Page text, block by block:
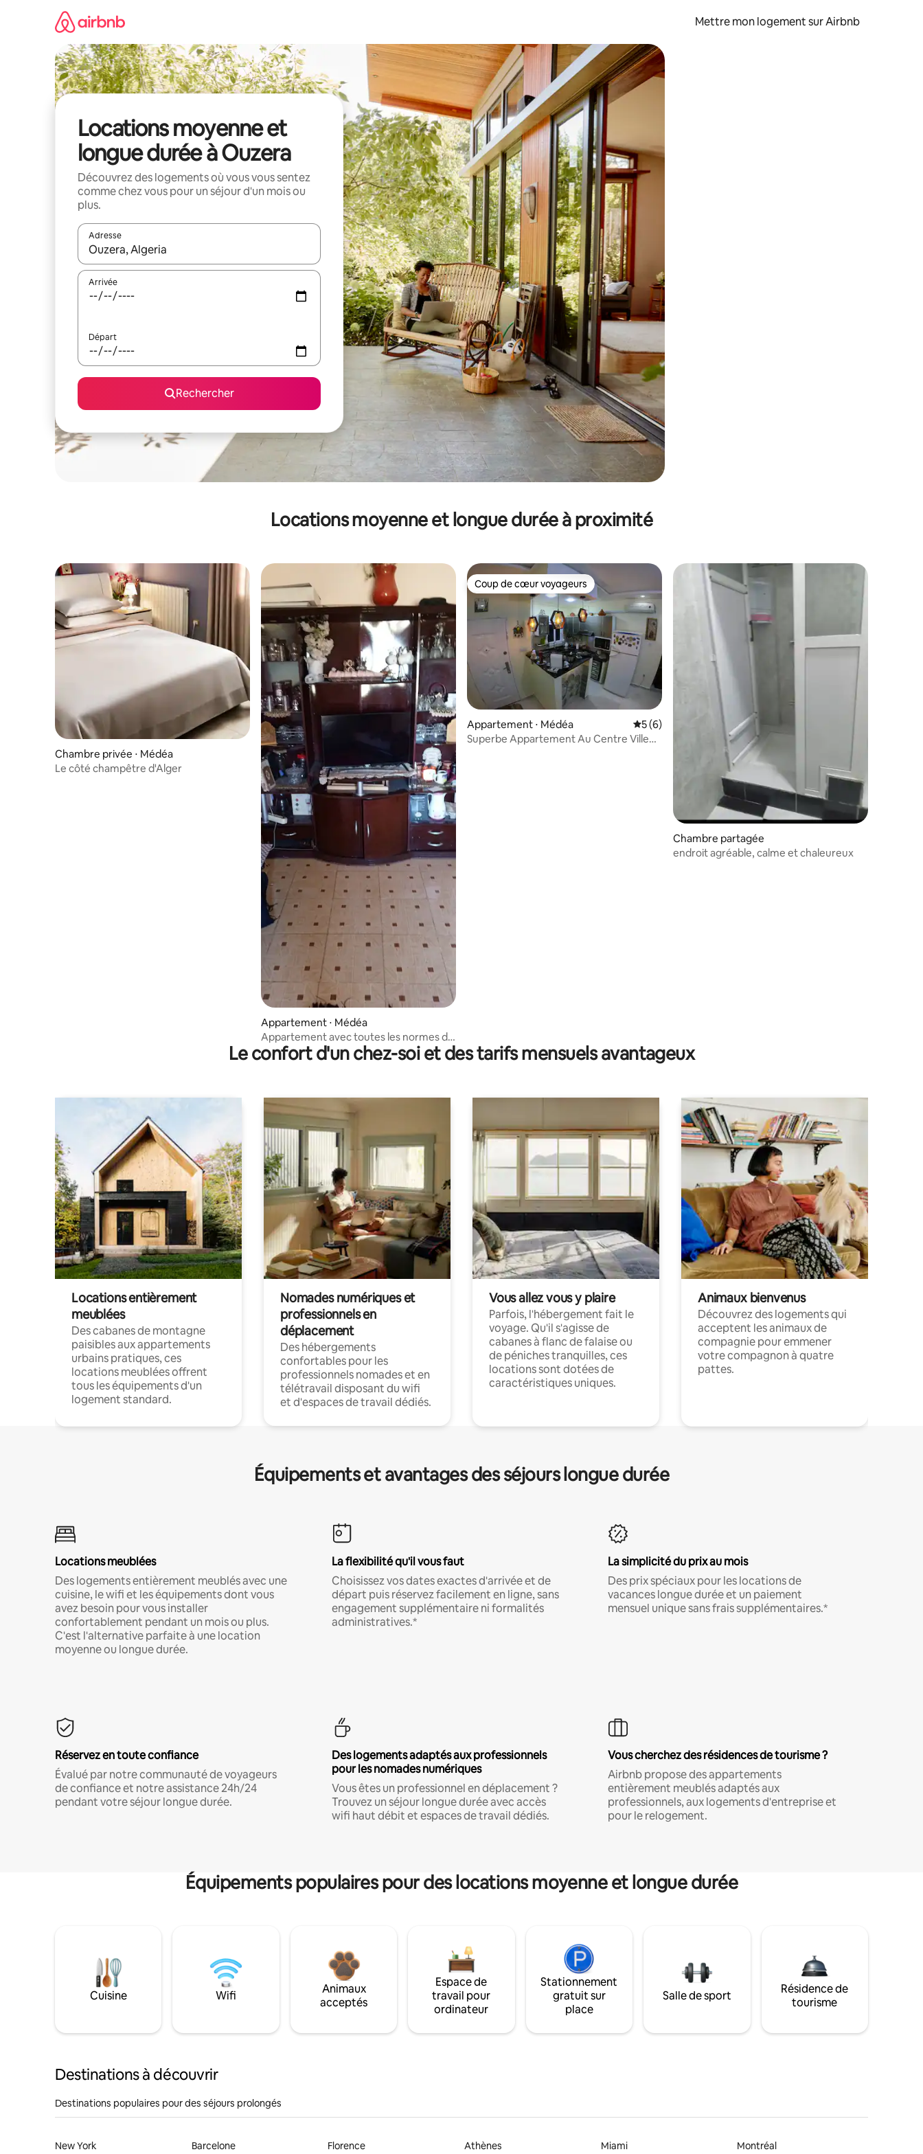
Mettre mon logement sur Airbnb
Locations moyenne et
longue durée à Ouzera
Découvrez des logements où vous vous sentez
comme chez vous pour un séjour d'un mois ou
plus.
Adresse
Lorsque les résultats s'affichent, utilisez les flèches vers le haut et vers le bas pour les parcourir ou en appuyant et en faisant glisser.
Arrivée
Départ
Rechercher
Locations moyenne et longue durée à proximité
Chambre privée ⋅ Médéa
Le côté champêtre d'Alger
Appartement ⋅ Médéa
Appartement avec toutes les normes de
confort
Coup de cœur voyageurs
Coup de cœur voyageurs
Appartement ⋅ Médéa Évaluation moyenne sur la base de 6 commentaires : 5 sur 5
5 (6)
Superbe Appartement Au Centre Ville
Chambre partagée
endroit agréable, calme et chaleureux
Le confort d'un chez-soi et des tarifs mensuels avantageux
Locations entièrement
meublées
Des cabanes de montagne
paisibles aux appartements
urbains pratiques, ces
locations meublées offrent
tous les équipements d'un
logement standard.
Nomades numériques et
professionnels en
déplacement
Des hébergements
confortables pour les
professionnels nomades et en
télétravail disposant du wifi
et d'espaces de travail dédiés.
Vous allez vous y plaire
Parfois, l'hébergement fait le
voyage. Qu'il s'agisse de
cabanes à flanc de falaise ou
de péniches tranquilles, ces
locations sont dotées de
caractéristiques uniques.
Animaux bienvenus
Découvrez des logements qui
acceptent les animaux de
compagnie pour emmener
votre compagnon à quatre
pattes.
Équipements et avantages des séjours longue durée
Locations meublées
Des logements entièrement meublés avec une
cuisine, le wifi et les équipements dont vous
avez besoin pour vous installer
confortablement pendant un mois ou plus.
C'est l'alternative parfaite à une location
moyenne ou longue durée.
La flexibilité qu'il vous faut
Choisissez vos dates exactes d'arrivée et de
départ puis réservez facilement en ligne, sans
engagement supplémentaire ni formalités
administratives.*
La simplicité du prix au mois
Des prix spéciaux pour les locations de
vacances longue durée et un paiement
mensuel unique sans frais supplémentaires.*
Réservez en toute confiance
Évalué par notre communauté de voyageurs
de confiance et notre assistance 24h/24
pendant votre séjour longue durée.
Des logements adaptés aux professionnels
pour les nomades numériques
Vous êtes un professionnel en déplacement ?
Trouvez un séjour longue durée avec accès
wifi haut débit et espaces de travail dédiés.
Vous cherchez des résidences de tourisme ?
Airbnb propose des appartements
entièrement meublés adaptés aux
professionnels, aux logements d'entreprise et
pour le relogement.
Équipements populaires pour des locations moyenne et longue durée
Cuisine Wifi
Animaux
acceptés
Espace de
travail pour
ordinateur
Stationnement
gratuit sur
place
Salle de sport
Résidence de
tourisme
Destinations à découvrir
Destinations populaires pour des séjours prolongés
New York
Barcelone
Florence
Athènes
Miami
Montréal